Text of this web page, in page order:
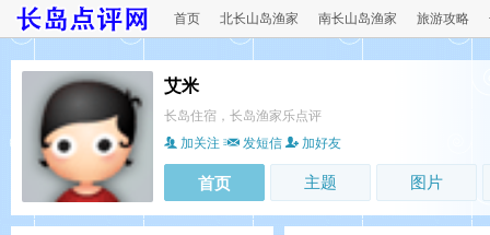
首页 北长山岛渔家 南长山岛渔家 旅游攻略
艾米
长岛住宿，长岛渔家乐点评
加关注
发短信 加好友
首页 主题 图片